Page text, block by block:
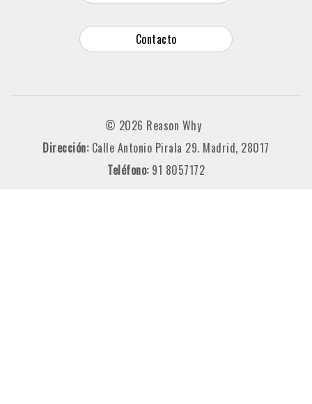
Contacto
© 2026 Reason Why
Dirección: Calle Antonio Pirala 29. Madrid, 28017
Teléfono: 91 8057172